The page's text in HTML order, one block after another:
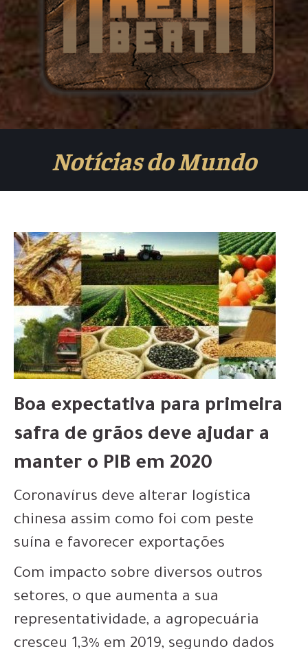
Notícias do Mundo
Boa expectativa para primeira
safra de grãos deve ajudar a
manter o PIB em 2020
Coronavírus deve alterar logística
chinesa assim como foi com peste
suína e favorecer exportações
Com impacto sobre diversos outros
setores, o que aumenta a sua
representatividade, a agropecuária
cresceu 1,3% em 2019, segundo dados